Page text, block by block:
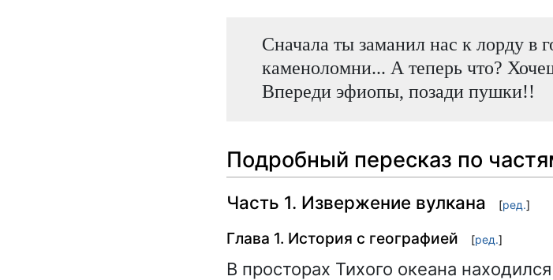
Сначала ты заманил нас к лорду в
каменоломни... А теперь что?
Впереди эфиопы, позади пушки!!
Подробный пересказ по
Часть 1. Извержение вулкана [ред.]
Глава 1. История с географией [ред.]
В просторах Тихого океана